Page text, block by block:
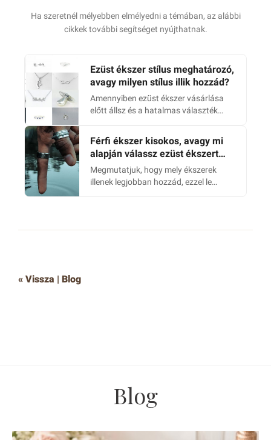
Ha szeretnél mélyebben elmélyedni a témában, az alábbi
cikkek további segítséget nyújthatnak.
Ezüst ékszer stílus meghatározó,
avagy milyen stílus illik hozzád?
Amennyiben ezüst ékszer vásárlása
előtt állsz és a hatalmas választék
kiválasztani, hogy mely darabok illen…
Férfi ékszer kisokos, avagy mi
alapján válassz ezüst ékszert
férfiaknak
Megmutatjuk, hogy mely ékszerek
illenek legjobban hozzád, ezzel le
« Vissza | Blog
Blog